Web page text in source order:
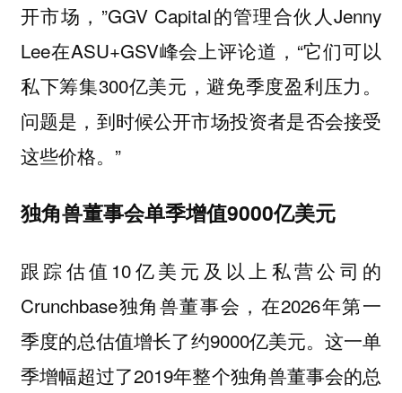
开市场，”GGV Capital的管理合伙人Jenny
Lee在ASU+GSV峰会上评论道，“它们可以
私下筹集300亿美元，避免季度盈利压力。
问题是，到时候公开市场投资者是否会接受
这些价格。”
独角兽董事会单季增值9000亿美元
跟踪估值10亿美元及以上私营公司的
Crunchbase独角兽董事会，在2026年第一
季度的总估值增长了约9000亿美元。这一单
季增幅超过了2019年整个独角兽董事会的总